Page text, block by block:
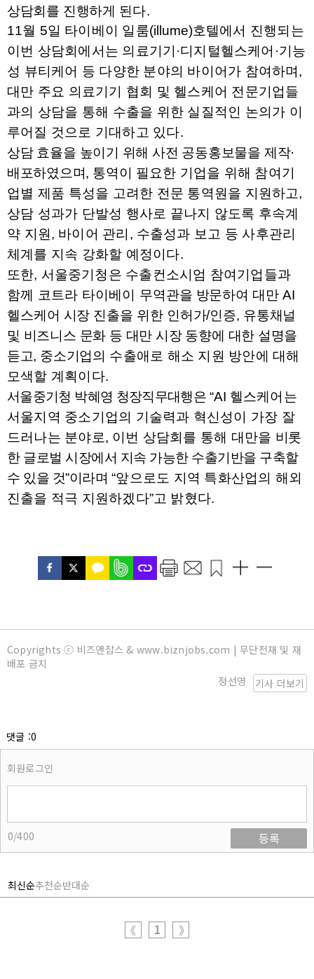
상담회를 진행하게 된다.
11월 5일 타이베이 일룸(illume)호텔에서 진행되는
이번 상담회에서는 의료기기 ·디지털헬스케어 ·기능
성 뷰티케어 등 다양한 분야의 바이어가 참여하며,
대만 주요 의료기기 협회 및 헬스케어 전문기업들
과의 상담을 통해 수출을 위한 실질적인 논의가 이
루어질 것으로 기대하고 있다.
상담 효율을 높이기 위해 사전 공동홍보물을 제작·
배포하였으며, 통역이 필요한 기업을 위해 참여기
업별 제품 특성을 고려한 전문 통역원을 지원하고,
상담 성과가 단발성 행사로 끝나지 않도록 후속계
약 지원, 바이어 관리 , 수출성과 보고 등 사후관리
체계를 지속 강화할 예정이다.
또한, 서울중기청은 수출컨소시엄 참여기업들과
함께 코트라 타이베이 무역관을 방문하여 대만 AI
헬스케어 시장 진출을 위한 인허가/인증, 유통채널
및 비즈니스 문화 등 대만 시장 동향에 대한 설명을
듣고, 중소기업의 수출애로 해소 지원 방안에 대해
모색할 계획이다.
서울중기청 박혜영 청장직무대행은 “AI 헬스케어는
서울지역 중소기업의 기술력과 혁신성이 가장 잘
드러나는 분야로, 이번 상담회를 통해 대만을 비롯
한 글로벌 시장에서 지속 가능한 수출기반을 구축할
수 있을 것”이라며 “앞으로도 지역 특화산업의 해외
진출을 적극 지원하겠다”고 밝혔다.
Copyrights ⓒ 비즈앤잡스 & www.biznjobs.com | 무단전재 및 재
배포 금지
기사 더보기
정선영
댓글 :0
회원로그인
0/400 등록
최신순추천순반대순
《 1 》